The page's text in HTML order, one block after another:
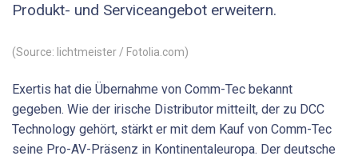
Produkt- und Serviceangebot erweitern.
(Source: lichtmeister / Fotolia.com)
Exertis hat die Übernahme von Comm-Tec bekannt
gegeben. Wie der irische Distributor mitteilt, der zu DCC
Technology gehört, stärkt er mit dem Kauf von Comm-Tec
seine Pro-AV-Präsenz in Kontinentaleuropa. Der deutsche